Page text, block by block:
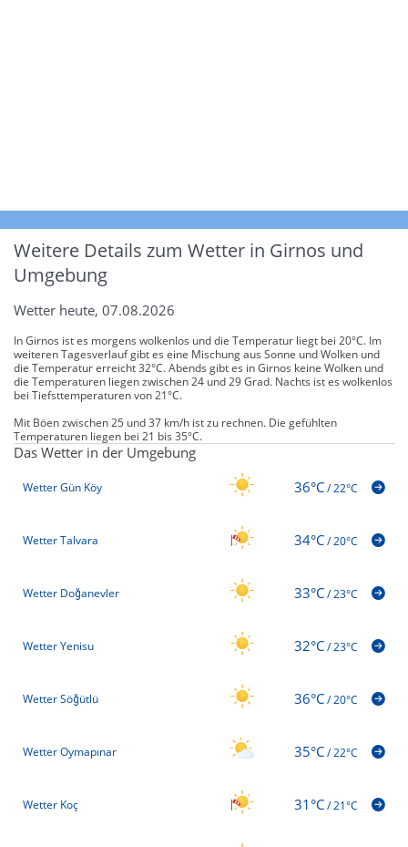
Weitere Details zum Wetter in Girnos und
Umgebung
Wetter heute, 07.08.2026
In Girnos ist es morgens wolkenlos und die Temperatur liegt bei 20°C. Im
weiteren Tagesverlauf gibt es eine Mischung aus Sonne und Wolken und
die Temperatur erreicht 32°C. Abends gibt es in Girnos keine Wolken und
die Temperaturen liegen zwischen 24 und 29 Grad. Nachts ist es wolkenlos
bei Tiefsttemperaturen von 21°C.
Mit Böen zwischen 25 und 37 km/h ist zu rechnen. Die gefühlten
Temperaturen liegen bei 21 bis 35°C.
Das Wetter in der Umgebung
Wetter Gün Köy 36°C/22°C
Wetter Talvara 34°C/20°C
Wetter Doğanevler 33°C/23°C
Wetter Yenisu 32°C/23°C
Wetter Söğütlü 36°C/20°C
Wetter Oymapınar 35°C/22°C
Wetter Koç 31°C/21°C